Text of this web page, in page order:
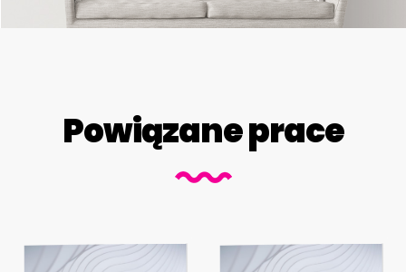
Powiązane prace